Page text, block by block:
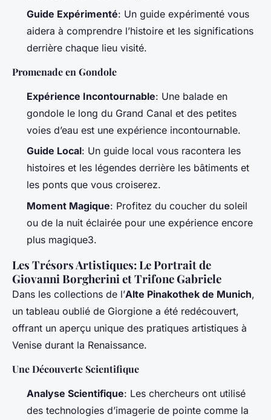
Guide Expérimenté: Un guide expérimenté vous
aidera à comprendre l’histoire et les significations
derrière chaque lieu visité.
Promenade en Gondole
Expérience Incontournable: Une balade en
gondole le long du Grand Canal et des petites
voies d’eau est une expérience incontournable.
Guide Local: Un guide local vous racontera les
histoires et les légendes derrière les bâtiments et
les ponts que vous croiserez.
Moment Magique: Profitez du coucher du soleil
ou de la nuit éclairée pour une expérience encore
plus magique3.
Les Trésors Artistiques: Le Portrait de
Giovanni Borgherini et Trifone Gabriele
Dans les collections de l’Alte Pinakothek de Munich,
un tableau oublié de Giorgione a été redécouvert,
offrant un aperçu unique des pratiques artistiques à
Venise durant la Renaissance.
Une Découverte Scientifique
Analyse Scientifique: Les chercheurs ont utilisé
des technologies d’imagerie de pointe comme la